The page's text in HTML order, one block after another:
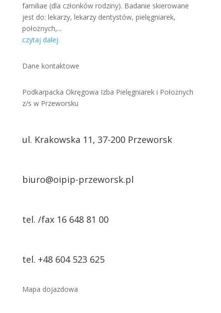
familiae (dla członków rodziny). Badanie skierowane
jest do: lekarzy, lekarzy dentystów, pielęgniarek,
położnych,...
czytaj dalej
Dane kontaktowe
Podkarpacka Okręgowa Izba Pielęgniarek i Położnych
z/s w Przeworsku
ul. Krakowska 11, 37-200 Przeworsk
biuro@oipip-przeworsk.pl
tel. /fax 16 648 81 00
tel. +48 604 523 625
Mapa dojazdowa